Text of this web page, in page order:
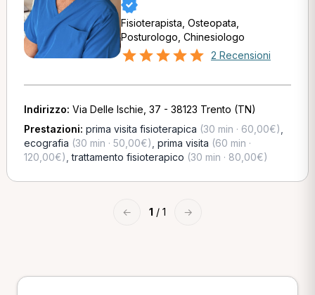
Fisioterapista, Osteopata,
Posturologo, Chinesiologo
2 Recensioni
Indirizzo: Via Delle Ischie, 37 - 38123 Trento (TN)
Prestazioni: prima visita fisioterapica (30 min · 60,00€)
ecografia (30 min · 50,00€) prima visita (60 min ·
120,00€) ,trattamento fisioterapico (30 min · 80,00€)
← 1 / 1 →